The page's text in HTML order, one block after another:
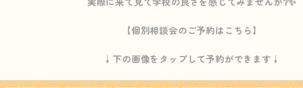
【個別相談会のご予約はこちら】
↓下の画像をタップして予約ができます↓